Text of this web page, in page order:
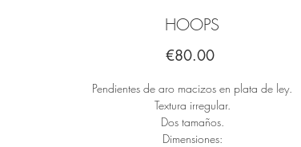
HOOPS
€80.00Price
Pendientes de aro macizos en plata de ley.
Textura irregular.
Dos tamaños.
Dimensiones: